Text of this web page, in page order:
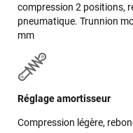
compression 2 positions,
pneumatique. Trunnion
mm
Réglage amortisseur
Compression légère,